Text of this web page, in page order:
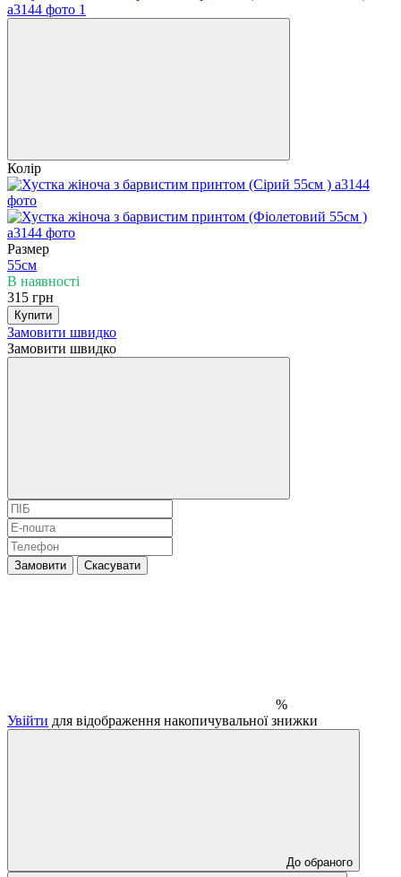
Колір
Размер
55см
В наявності
315 грн
Купити
Замовити швидко
Замовити швидко
Замовити Скасувати
%
Увійти для відображення накопичувальної знижки
До обраного